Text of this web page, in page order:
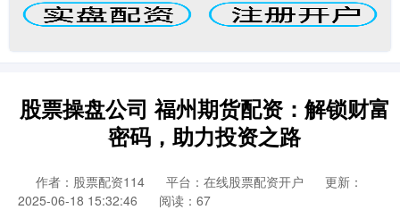
股票操盘公司 福州期货配资：解锁财富
密码，助力投资之路
作者：股票配资114 平台：在线股票配资开户
更新：
2025-06-18 15:32:46
阅读：67